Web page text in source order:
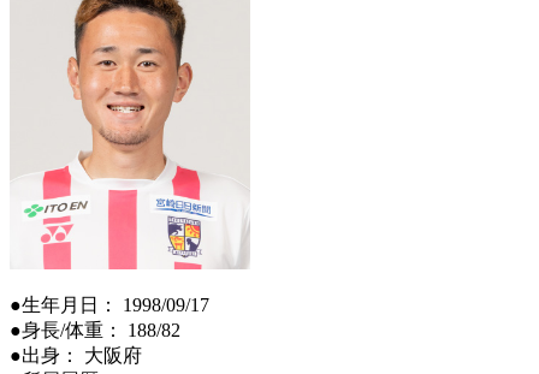
●生年月日： 1998/09/17
●身長/体重： 188/82
●出身： 大阪府